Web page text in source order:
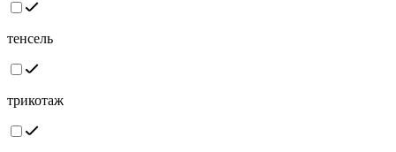
тенсель
трикотаж